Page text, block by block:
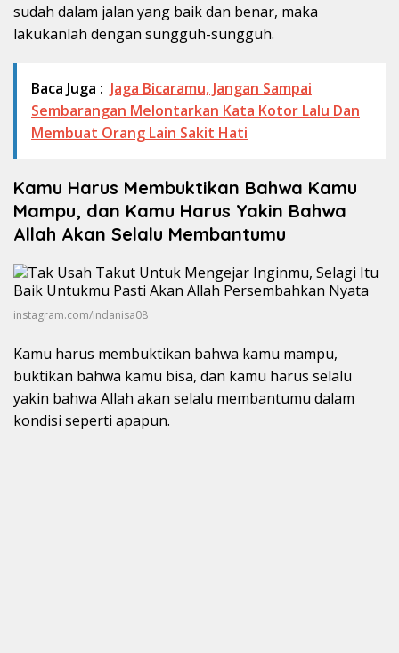
sudah dalam jalan yang baik dan benar, maka
lakukanlah dengan sungguh-sungguh.
Baca Juga : Jaga Bicaramu, Jangan Sampai
Sembarangan Melontarkan Kata Kotor Lalu Dan
Membuat Orang Lain Sakit Hati
Kamu Harus Membuktikan Bahwa Kamu
Mampu, dan Kamu Harus Yakin Bahwa
Allah Akan Selalu Membantumu
instagram.com/indanisa08
Kamu harus membuktikan bahwa kamu mampu,
buktikan bahwa kamu bisa, dan kamu harus selalu
yakin bahwa Allah akan selalu membantumu dalam
kondisi seperti apapun.